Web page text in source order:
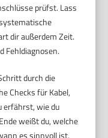
prüfst. Lass
dir außerdem Zeit.
Fehldiagnosen.
durch die
Checks für Kabel,
erfährst, wie du
weißt du, welche
es sinnvoll ist,